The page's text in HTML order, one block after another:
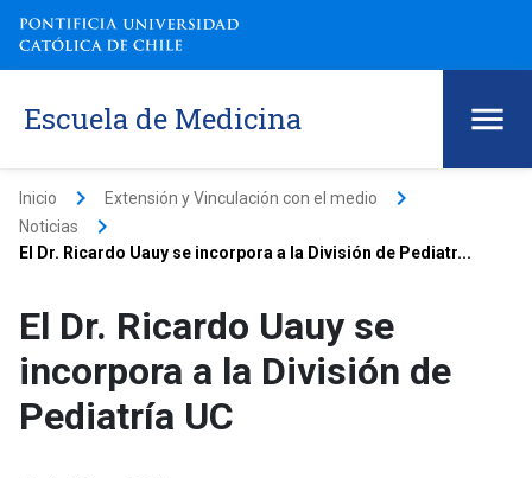
Escuela de Medicina
Inicio keyboard_arrow_right Extensión y Vinculación con el medio keyboard_arrow_right
Noticias keyboard_arrow_right
El Dr. Ricardo Uauy se incorpora a la División de Pediatr...
El Dr. Ricardo Uauy se
incorpora a la División de
Pediatría UC